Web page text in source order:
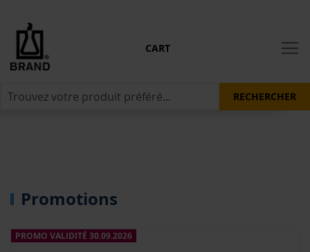
CART
RECHERCHER
Promotions
PROMO VALIDITÉ 30.09.2026